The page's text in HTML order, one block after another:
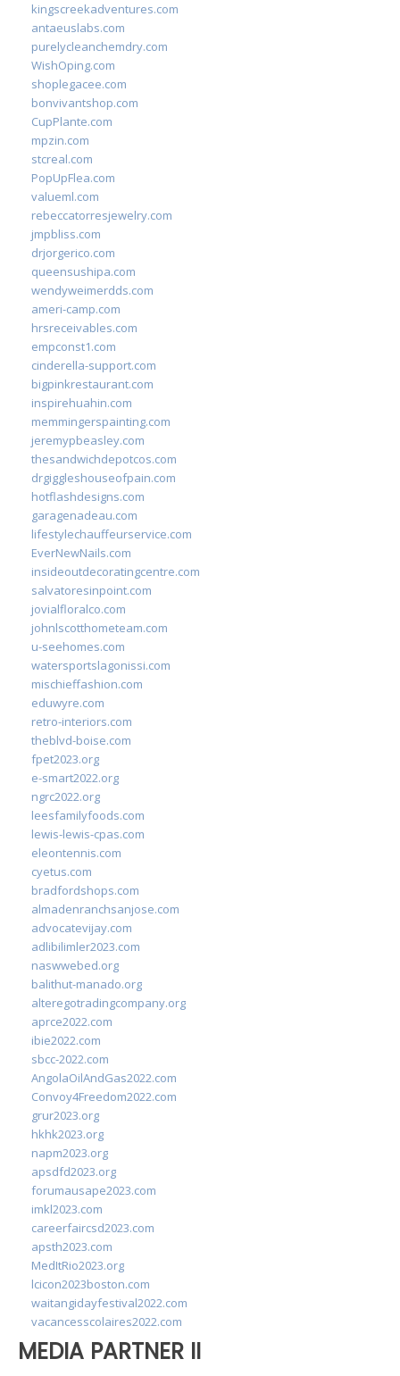
kingscreekadventures.com
antaeuslabs.com
purelycleanchemdry.com
WishOping.com
shoplegacee.com
bonvivantshop.com
CupPlante.com
mpzin.com
stcreal.com
PopUpFlea.com
valueml.com
rebeccatorresjewelry.com
jmpbliss.com
drjorgerico.com
queensushipa.com
wendyweimerdds.com
ameri-camp.com
hrsreceivables.com
empconst1.com
cinderella-support.com
bigpinkrestaurant.com
inspirehuahin.com
memmingerspainting.com
jeremypbeasley.com
thesandwichdepotcos.com
drgiggleshouseofpain.com
hotflashdesigns.com
garagenadeau.com
lifestylechauffeurservice.com
EverNewNails.com
insideoutdecoratingcentre.com
salvatoresinpoint.com
jovialfloralco.com
johnlscotthometeam.com
u-seehomes.com
watersportslagonissi.com
mischieffashion.com
eduwyre.com
retro-interiors.com
theblvd-boise.com
fpet2023.org
e-smart2022.org
ngrc2022.org
leesfamilyfoods.com
lewis-lewis-cpas.com
eleontennis.com
cyetus.com
bradfordshops.com
almadenranchsanjose.com
advocatevijay.com
adlibilimler2023.com
naswwebed.org
balithut-manado.org
alteregotradingcompany.org
aprce2022.com
ibie2022.com
sbcc-2022.com
AngolaOilAndGas2022.com
Convoy4Freedom2022.com
grur2023.org
hkhk2023.org
napm2023.org
apsdfd2023.org
forumausape2023.com
imkl2023.com
careerfaircsd2023.com
apsth2023.com
MedItRio2023.org
lcicon2023boston.com
waitangidayfestival2022.com
vacancesscolaires2022.com
MEDIA PARTNER II